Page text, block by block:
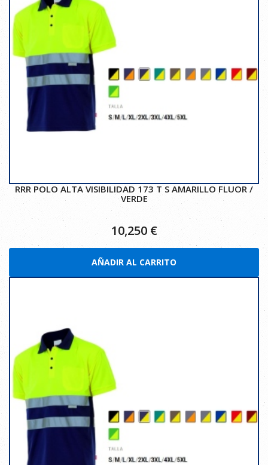
RRR POLO ALTA VISIBILIDAD 173 T S AMARILLO FLUOR /
VERDE
10,250 €
AÑADIR AL CARRITO